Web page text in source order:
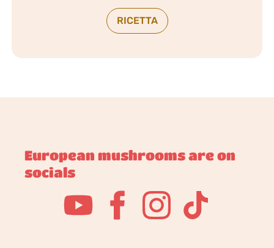
RICETTA
European mushrooms are on
socials